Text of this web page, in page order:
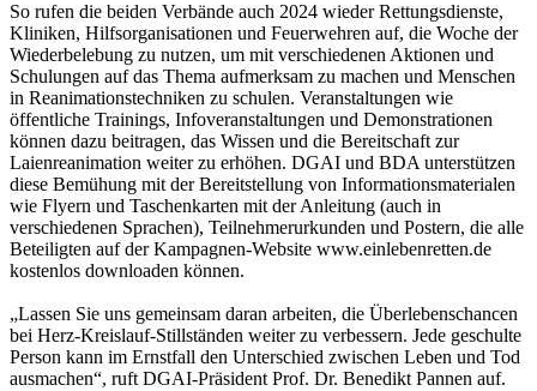
So rufen die beiden Verbände auch 2024 wieder Rettungsdienste,
Kliniken, Hilfsorganisationen und Feuerwehren auf, die Woche der
Wiederbelebung zu nutzen, um mit verschiedenen Aktionen und
Schulungen auf das Thema aufmerksam zu machen und Menschen
in Reanimationstechniken zu schulen. Veranstaltungen wie
öffentliche Trainings, Infoveranstaltungen und Demonstrationen
können dazu beitragen, das Wissen und die Bereitschaft zur
Laienreanimation weiter zu erhöhen. DGAI und BDA unterstützen
diese Bemühung mit der Bereitstellung von Informationsmaterialen
wie Flyern und Taschenkarten mit der Anleitung (auch in
verschiedenen Sprachen), Teilnehmerurkunden und Postern, die alle
Beteiligten auf der Kampagnen-Website www.einlebenretten.de
kostenlos downloaden können.
„Lassen Sie uns gemeinsam daran arbeiten, die Überlebenschancen
bei Herz-Kreislauf-Stillständen weiter zu verbessern. Jede geschulte
Person kann im Ernstfall den Unterschied zwischen Leben und Tod
ausmachen“, ruft DGAI-Präsident Prof. Dr. Benedikt Pannen auf.